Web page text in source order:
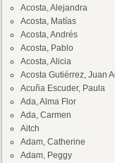
Acosta, Alejandra
Acosta, Matías
Acosta, Andrés
Acosta, Pablo
Acosta, Alicia
Acosta Gutiérrez, Juan
Acuña Escuder, Paula
Ada, Alma Flor
Ada, Carmen
Aitch
Adam, Catherine
Adam, Peggy